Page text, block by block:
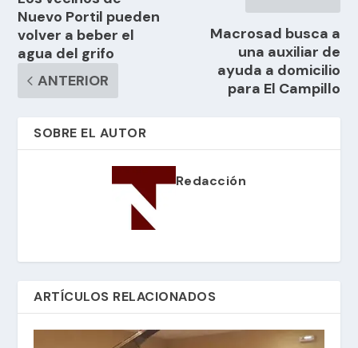
Nuevo Portil pueden
volver a beber el
agua del grifo
ANTERIOR
Macrosad busca a
una auxiliar de
ayuda a domicilio
para El Campillo
SOBRE EL AUTOR
Redacción
ARTÍCULOS RELACIONADOS